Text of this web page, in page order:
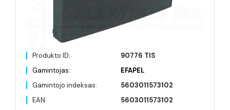
Produkto ID:
90776 TIS
Gamintojas:
EFAPEL
Gamintojo indeksas:
5603011573102
EAN:
5603011573102